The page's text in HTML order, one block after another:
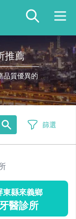
推薦
品質優異的
篩選
東縣來義鄉
牙醫診所